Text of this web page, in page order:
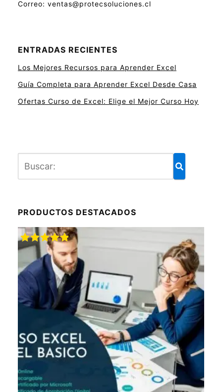
Correo: ventas@protecsoluciones.cl
ENTRADAS RECIENTES
Los Mejores Recursos para Aprender Excel
Guía Completa para Aprender Excel Desde Casa
Ofertas Curso de Excel: Elige el Mejor Curso Hoy
PRODUCTOS DESTACADOS
Valorado
con5.00de
5